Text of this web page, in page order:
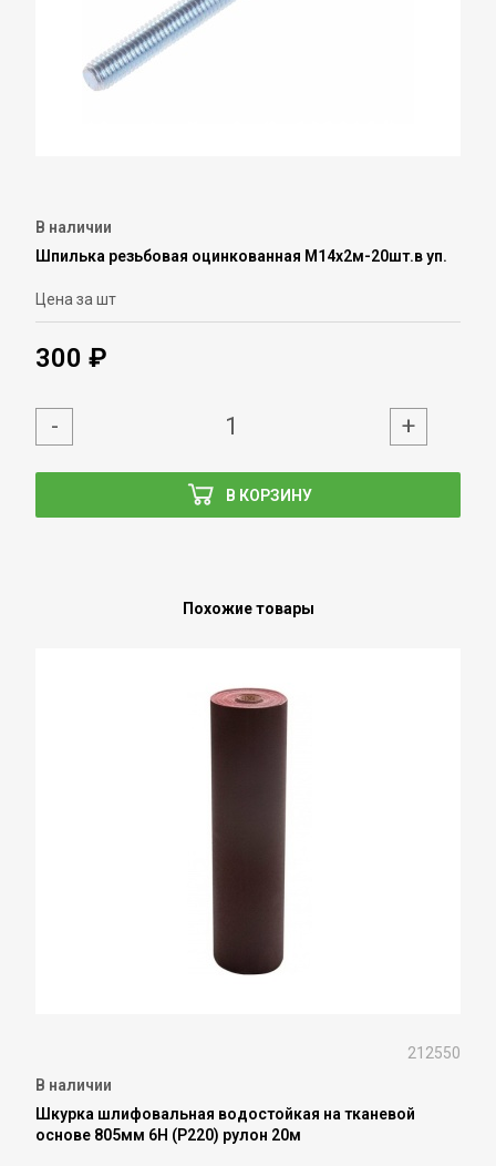
В наличии
Шпилька резьбовая оцинкованная М14х2м-20шт.в уп.
Цена за шт
300 ₽
В КОРЗИНУ
- +
Похожие товары
212550
В наличии
Шкурка шлифовальная водостойкая на тканевой
основе 805мм 6Н (P220) рулон 20м